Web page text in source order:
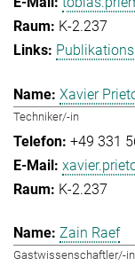
K-2.237
Xavier
Techniker/-in
+49 331
K-2.237
Zain Raef
Gastwissenschaftler/-in